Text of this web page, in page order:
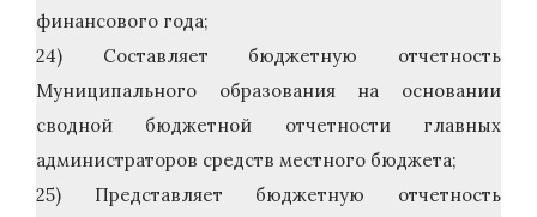
финансового года;
24) Составляет бюджетную отчетность
Муниципального образования на основании
сводной бюджетной отчетности главных
администраторов средств местного бюджета;
25) Представляет бюджетную отчетность